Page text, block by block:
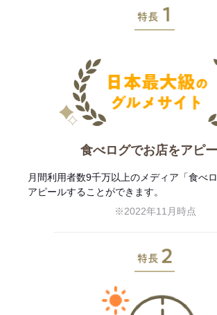
食べログでお店をアピ
月間利用者数9千万以上のメディア「食べ
アピールすることができます。
※2022年11月時点